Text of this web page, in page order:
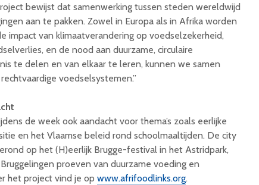
bewijst dat samenwerking tussen steden wereldwijd
aan te pakken. Zowel in Europa als in Afrika worden
impact van klimaatverandering op voedselzekerheid,
en de nood aan duurzame, circulaire
te delen en van elkaar te leren, kunnen we samen
voedselsystemen.”
de week ook aandacht voor thema’s zoals eerlijke
en het Vlaamse beleid rond schoolmaaltijden. De city
op het (H)eerlijk Brugge-festival in het Astridpark,
proeven van duurzame voeding en
het project vind je op www.afrifoodlinks.org.